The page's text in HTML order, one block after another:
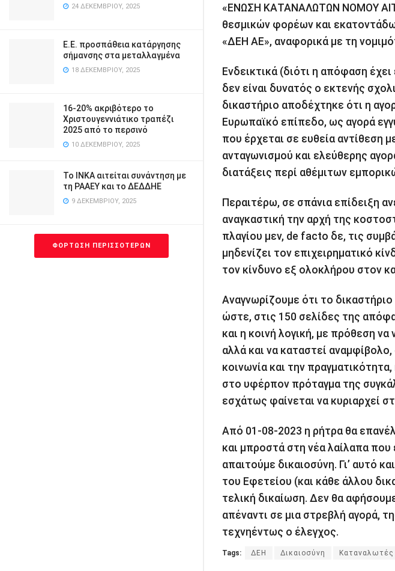
24 ΔΕΚΕΜΒΡΊΟΥ, 2025
Ε.Ε. προσπάθεια κατάργησης
σήμανσης στα μεταλλαγμένα
18 ΔΕΚΕΜΒΡΊΟΥ, 2025
16-20% ακριβότερο το
Χριστουγεννιάτικο τραπέζι
2025 από το περσινό
10 ΔΕΚΕΜΒΡΊΟΥ, 2025
Το ΙΝΚΑ αιτείται συνάντηση με
τη ΡΑΑΕΥ και το ΔΕΔΔΗΕ
9 ΔΕΚΕΜΒΡΊΟΥ, 2025
ΦΌΡΤΩΣΗ ΠΕΡΙΣΣΌΤΕΡΩΝ
«ΕΝΩΣΗ ΚΑΤΑΝΑΛΩΤΩΝ ΝΟΜΟΥ
θεσμικών φορέων και
«ΔΕΗ ΑΕ», αναφορικά με τη
Ενδεικτικά (διότι η απόφαση
δεν είναι δυνατός ο εκτενής
δικαστήριο αποδέχτηκε ότι η
Ευρωπαϊκό επίπεδο, ως αγορά
που έρχεται σε ευθεία αντίθεση
ανταγωνισμού και ελεύθερης
διατάξεις περί αθέμιτων
Περαιτέρω, σε σπάνια επίδειξη
αναγκαστική την αρχή της
πλαγίου μεν, de facto δε, τις
μηδενίζει τον επιχειρηματικό
τον κίνδυνο εξ ολοκλήρου στον
Αναγνωρίζουμε ότι το
ώστε, στις 150 σελίδες της
και η κοινή λογική, με πρόθεση
αλλά και να καταστεί
κοινωνία και την
στο υφέρπον πρόταγμα της
εσχάτως φαίνεται να κυριαρχεί
Από 01-08-2023 η ρήτρα θα
και μπροστά στη νέα λαίλαπα
απαιτούμε δικαιοσύνη. Γι’ αυτό
του Εφετείου (και κάθε άλλου
τελική δικαίωση. Δεν θα
απέναντι σε μια στρεβλή αγορά,
τεχνηέντως ο έλεγχος.
Tags: ΔΕΗ Δικαιοσύνη Καταναλωτές